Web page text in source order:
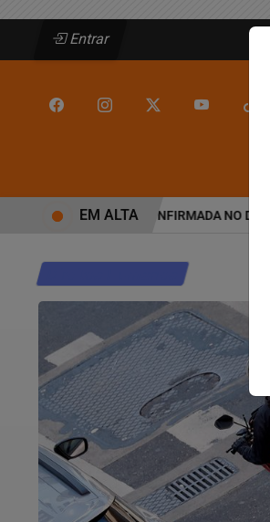
Entrar
ALINE BARROS É CONFIRMADA NO DIA DO
EM ALTA